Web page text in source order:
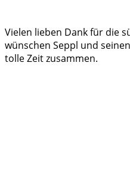
Vielen lieben Dank für die
wünschen Seppl und
tolle Zeit zusammen.